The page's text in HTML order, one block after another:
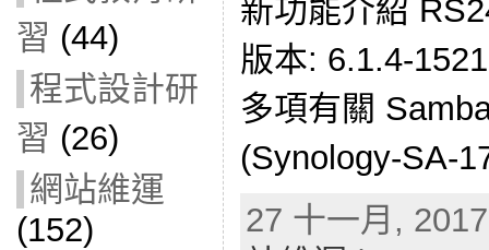
習 (44)
程式設計研
習 (26)
網站維運
(152)
新功能介紹
版本: 6.1.4-
多項有關
(Synology-SA-
27 十一月,